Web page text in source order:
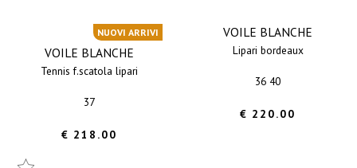
NUOVI ARRIVI
VOILE BLANCHE
tennis f.scatola lipari
37
€ 218.00
VOILE BLANCHE
lipari bordeaux
36 40
€ 220.00